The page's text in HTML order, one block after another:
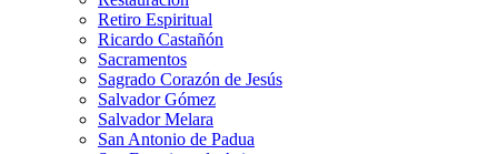
Retiro Espiritual
Ricardo Castañón
Sacramentos
Sagrado Corazón de Jesús
Salvador Gómez
Salvador Melara
San Antonio de Padua